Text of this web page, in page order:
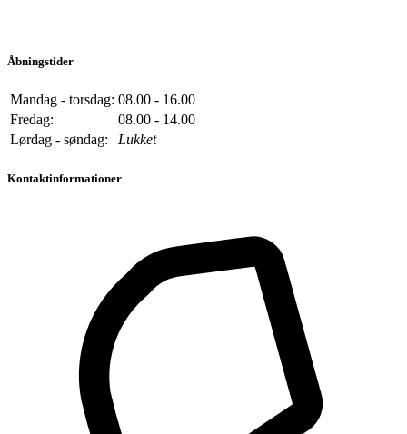
Åbningstider
Mandag - torsdag: 08.00 - 16.00
Fredag:
08.00 - 14.00
Lørdag - søndag:
Lukket
Kontaktinformationer